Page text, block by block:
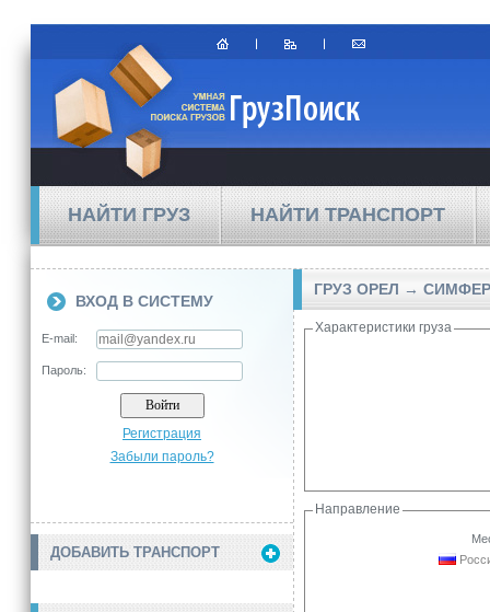
НАЙТИ ГРУЗ НАЙТИ ТРАНСПОРТ
ВХОД В СИСТЕМУ
E-mail:
Пароль:
Регистрация
Забыли пароль?
ДОБАВИТЬ ТРАНСПОРТ
ГРУЗ ОРЕЛ →
Характеристики груза
Направление